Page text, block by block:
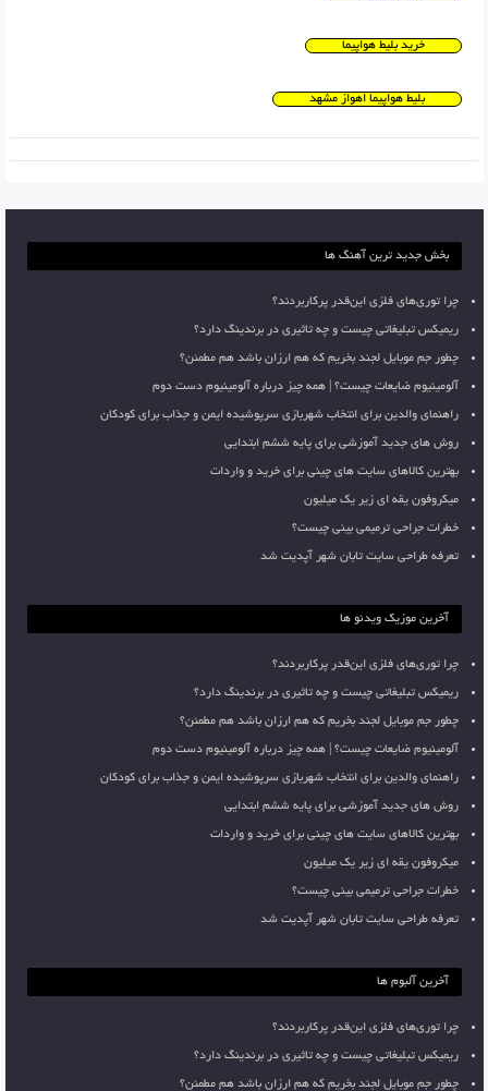
خرید بلیط هواپیما
بلیط هواپیما اهواز مشهد
بخش جدید ترین آهنگ ها
چرا توری‌های فلزی این‌قدر پرکاربردند؟
ریمیکس تبلیغاتی چیست و چه تاثیری در برندینگ دارد؟
چطور جم موبایل لجند بخریم که هم ارزان باشد هم مطمئن؟
آلومینیوم ضایعات چیست؟ | همه چیز درباره آلومینیوم دست دوم
راهنمای والدین برای انتخاب شهربازی سرپوشیده ایمن و جذاب برای کودکان
روش های جدید آموزشی برای پایه ششم ابتدایی
بهترین کالاهای سایت های چینی برای خرید و واردات
میکروفون یقه ای زیر یک میلیون
خطرات جراحی ترمیمی بینی چیست؟
تعرفه طراحی سایت تابان شهر آپدیت شد
آخرین موزیک ویدئو ها
چرا توری‌های فلزی این‌قدر پرکاربردند؟
ریمیکس تبلیغاتی چیست و چه تاثیری در برندینگ دارد؟
چطور جم موبایل لجند بخریم که هم ارزان باشد هم مطمئن؟
آلومینیوم ضایعات چیست؟ | همه چیز درباره آلومینیوم دست دوم
راهنمای والدین برای انتخاب شهربازی سرپوشیده ایمن و جذاب برای کودکان
روش های جدید آموزشی برای پایه ششم ابتدایی
بهترین کالاهای سایت های چینی برای خرید و واردات
میکروفون یقه ای زیر یک میلیون
خطرات جراحی ترمیمی بینی چیست؟
تعرفه طراحی سایت تابان شهر آپدیت شد
آخرین آلبوم ها
چرا توری‌های فلزی این‌قدر پرکاربردند؟
ریمیکس تبلیغاتی چیست و چه تاثیری در برندینگ دارد؟
چطور جم موبایل لجند بخریم که هم ارزان باشد هم مطمئن؟